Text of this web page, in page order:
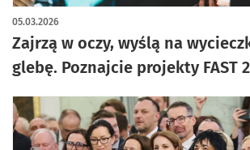
Zajrzą w oczy, wyślą na
glebę. Poznajcie projekty FAST
05.03.2026